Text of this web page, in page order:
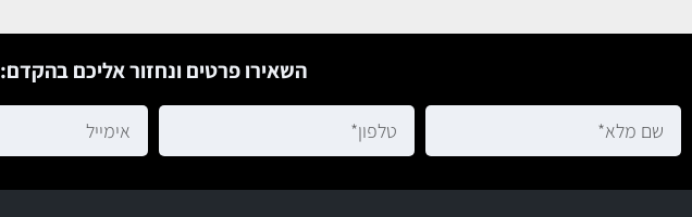
השאירו פרטים ונחזור אליכם בהקדם: